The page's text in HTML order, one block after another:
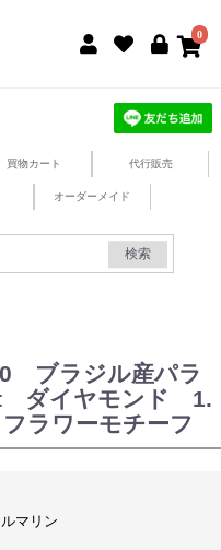
0
買物カート 代行販売
オーダーメイド
検索
ブラジル産パラ
ダイヤモンド 1.
ラワーモチーフ
マリン